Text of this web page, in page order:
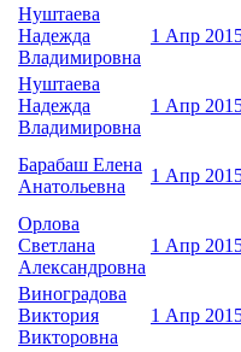
Нуштаева
Надежда
Владимировна
1 Апр
Нуштаева
Надежда
Владимировна
1 Апр
Барабаш Елена
Анатольевна
1 Апр
Орлова
Светлана
Александровна
1 Апр
Виноградова
Виктория
Викторовна
1 Апр